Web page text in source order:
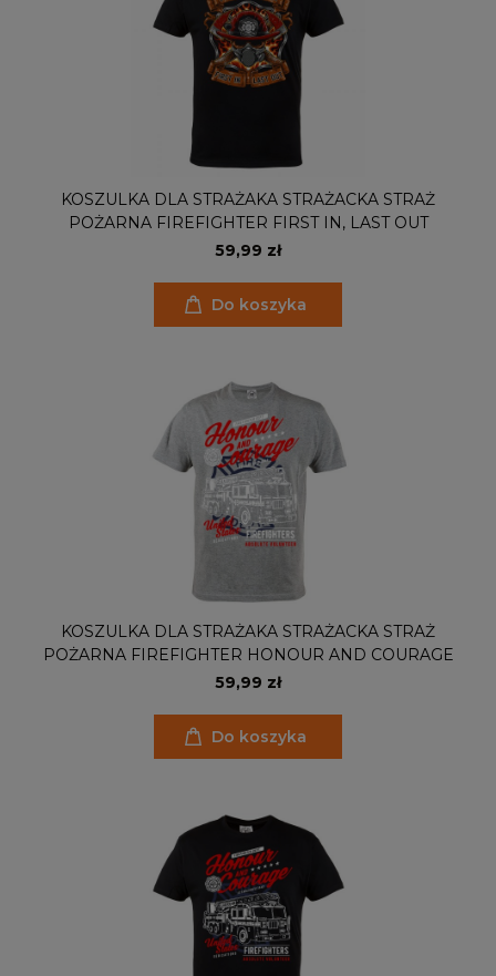
KOSZULKA DLA STRAŻAKA STRAŻACKA STRAŻ
POŻARNA FIREFIGHTER FIRST IN, LAST OUT
59,99 zł
Do koszyka
KOSZULKA DLA STRAŻAKA STRAŻACKA STRAŻ
POŻARNA FIREFIGHTER HONOUR AND COURAGE
59,99 zł
Do koszyka